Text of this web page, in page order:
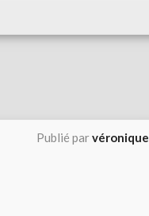
Publié parvéronique